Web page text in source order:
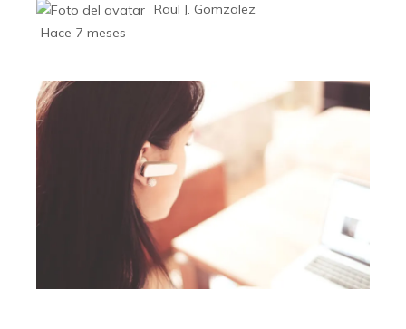
Raul J. Gomzalez
Hace 7 meses